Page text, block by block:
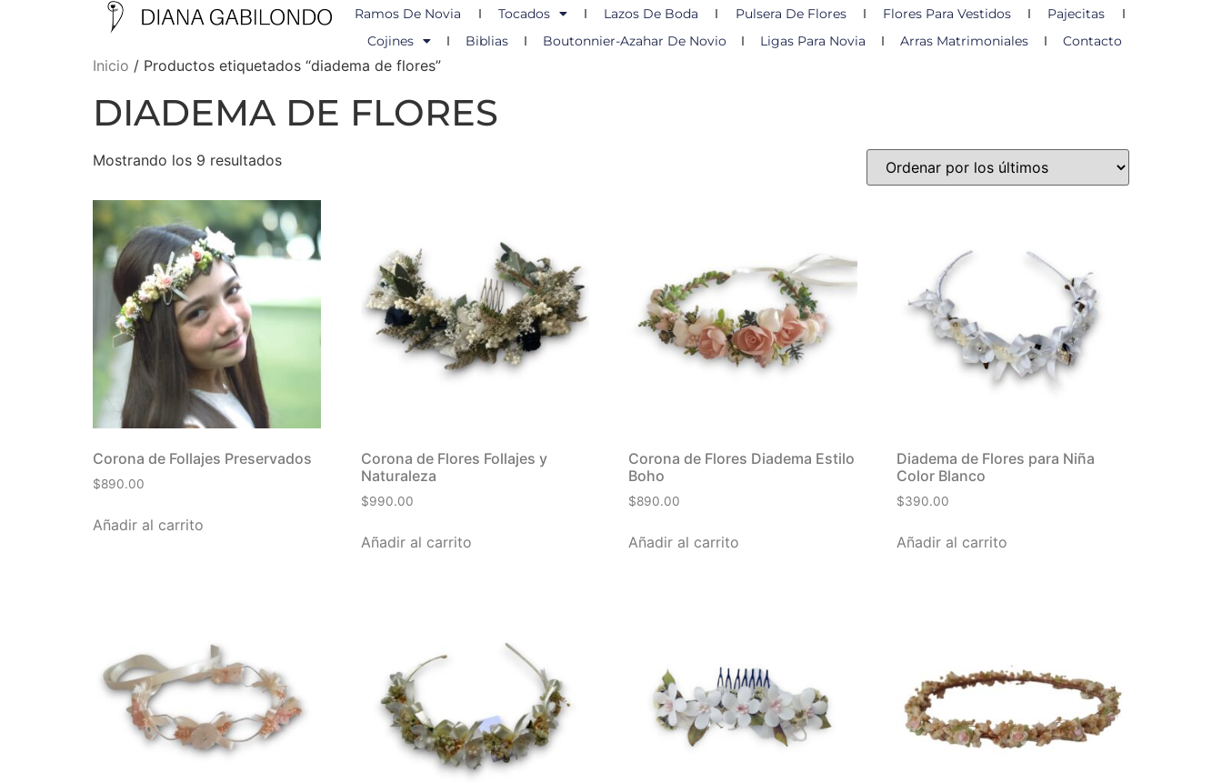
Ramos De Novia Tocados Lazos De Boda Pulsera De Flores Flores Para Vestidos
Pajecitas
Cojines
Biblias Boutonnier-Azahar De Novio Ligas Para Novia Arras Matrimoniales Contacto
Inicio / Productos etiquetados “diadema de flores”
DIADEMA DE FLORES
Mostrando los 9 resultados
Corona de Follajes Preservados
$890.00
Añadir al carrito
Corona de Flores Follajes y
Naturaleza
$990.00
Añadir al carrito
Corona de Flores Diadema Estilo
Boho
$890.00
Añadir al carrito
Diadema de Flores para Niña
Color Blanco
$390.00
Añadir al carrito